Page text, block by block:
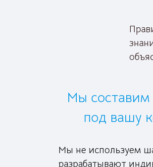
Мы
под вашу
Мы не используем
разрабатывают